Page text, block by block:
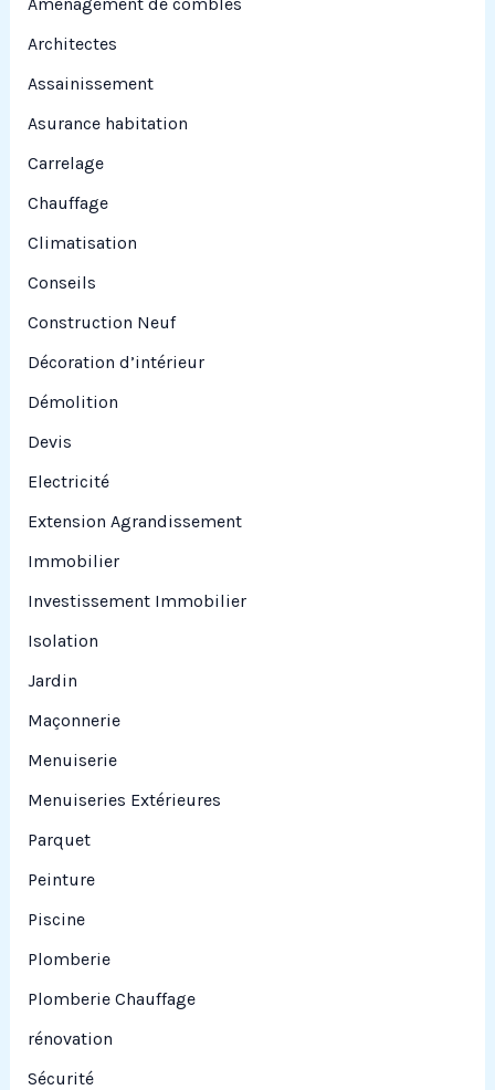
:
Architectes
Assainissement
Asurance habitation
Carrelage
Chauffage
Climatisation
Conseils
Construction Neuf
Décoration d’intérieur
Démolition
Devis
Electricité
Extension Agrandissement
Immobilier
Investissement Immobilier
Isolation
Jardin
Maçonnerie
Menuiserie
Menuiseries Extérieures
Parquet
Peinture
Piscine
Plomberie
Plomberie Chauffage
rénovation
Sécurité